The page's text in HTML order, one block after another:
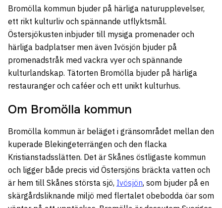
Bromölla kommun bjuder på härliga naturupplevelser,
ett rikt kulturliv och spännande utflyktsmål.
Östersjökusten inbjuder till mysiga promenader och
härliga badplatser men även Ivösjön bjuder på
promenadstråk med vackra vyer och spännande
kulturlandskap. Tätorten Bromölla bjuder på härliga
restauranger och caféer och ett unikt kulturhus.
Om Bromölla kommun
Bromölla kommun är beläget i gränsområdet mellan den
kuperade Blekingeterrängen och den flacka
Kristianstadsslätten. Det är Skånes östligaste kommun
och ligger både precis vid Östersjöns bräckta vatten och
är hem till Skånes största sjö, Ivösjön, som bjuder på en
skärgårdsliknande miljö med flertalet obebodda öar som